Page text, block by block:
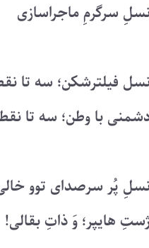
سرگرمِ ماجراسازی
فیلترشکن؛ سه تا
با وطن؛ سه تا
پُر سرصدای توو
هایپر؛ وَ ذاتِ بقالی!